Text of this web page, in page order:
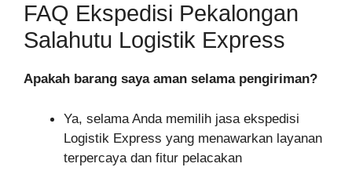
FAQ Ekspedisi Pekalongan
Salahutu Logistik Express
Apakah barang saya aman selama pengiriman?
Ya, selama Anda memilih jasa ekspedisi
Logistik Express yang menawarkan layanan
terpercaya dan fitur pelacakan